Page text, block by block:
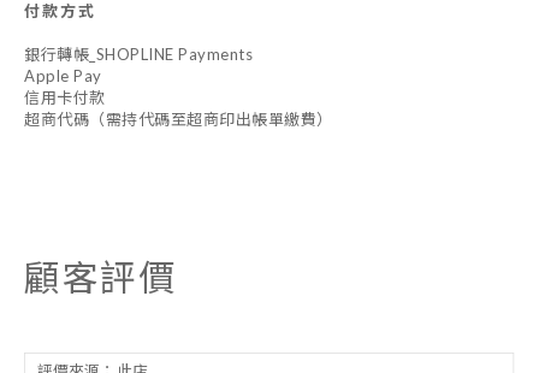
付款方式
銀行轉帳_SHOPLINE Payments
Apple Pay
信用卡付款
超商代碼（需持代碼至超商印出帳單繳費）
顧客評價